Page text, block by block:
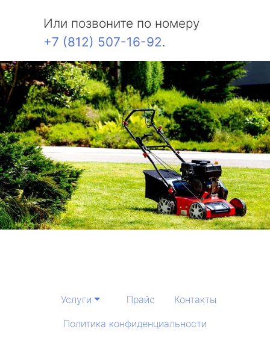
Или позвоните по номеру
+7 (812) 507-16-92.
Услуги Прайс
Контакты
Политика конфиденциальности